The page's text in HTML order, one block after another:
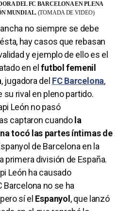
DEL FC BARCELONA EN PLENA
MUNDIAL. (TOMADA DE VIDEO)
no siempre se debe
hay casos que rebasan
y ejemplo de ello es el
en elfutbol femenil
, jugadora del FC Barcelona,
rival en pleno partido.
León no pasó
captaron cuando la
tocó las partes íntimas de
de Barcelona en la
primera división de España.
León ha causado
Barcelona no se ha
sí el Espanyol , que lanzó